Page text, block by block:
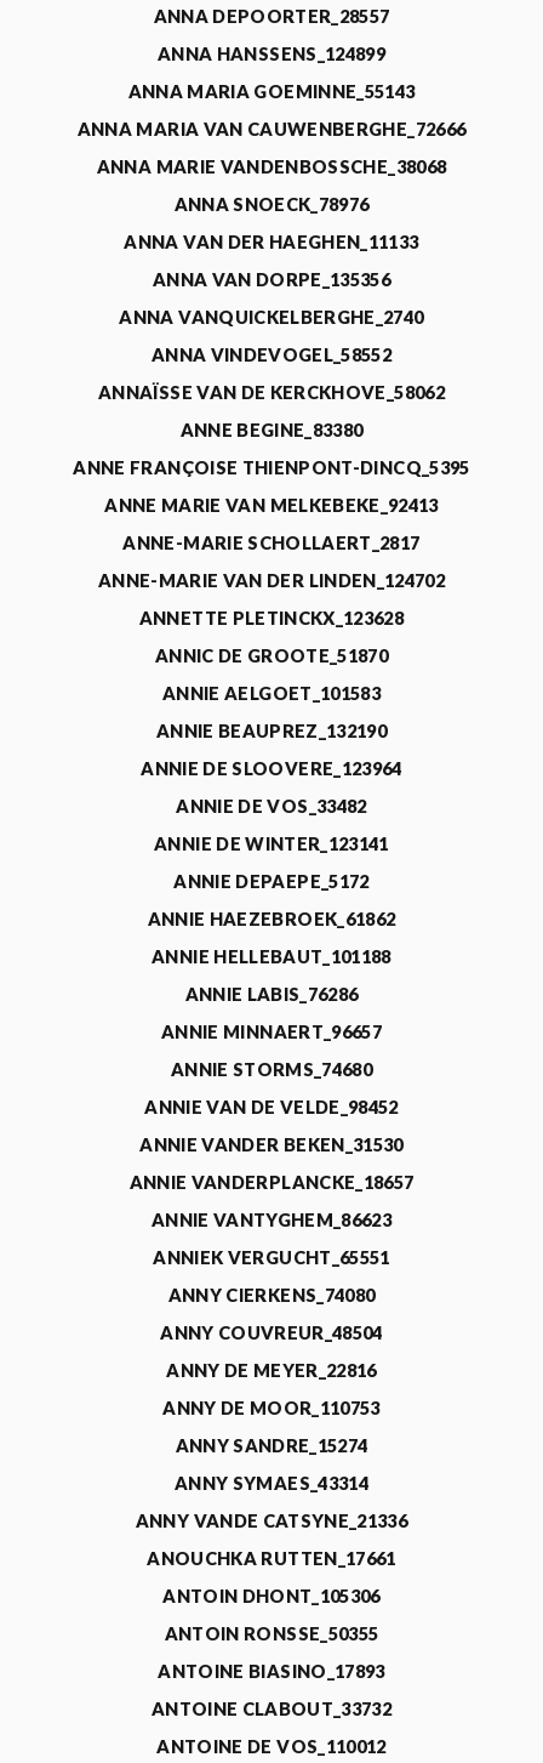
ANNA DEPOORTER_28557
ANNA HANSSENS_124899
ANNA MARIA GOEMINNE_55143
ANNA MARIA VAN CAUWENBERGHE_72666
ANNA MARIE VANDENBOSSCHE_38068
ANNA SNOECK_78976
ANNA VAN DER HAEGHEN_11133
ANNA VAN DORPE_135356
ANNA VANQUICKELBERGHE_2740
ANNA VINDEVOGEL_58552
ANNAÏSSE VAN DE KERCKHOVE_58062
ANNE BEGINE_83380
ANNE FRANÇOISE THIENPONT-DINCQ_5395
ANNE MARIE VAN MELKEBEKE_92413
ANNE-MARIE SCHOLLAERT_2817
ANNE-MARIE VAN DER LINDEN_124702
ANNETTE PLETINCKX_123628
ANNIC DE GROOTE_51870
ANNIE AELGOET_101583
ANNIE BEAUPREZ_132190
ANNIE DE SLOOVERE_123964
ANNIE DE VOS_33482
ANNIE DE WINTER_123141
ANNIE DEPAEPE_5172
ANNIE HAEZEBROEK_61862
ANNIE HELLEBAUT_101188
ANNIE LABIS_76286
ANNIE MINNAERT_96657
ANNIE STORMS_74680
ANNIE VAN DE VELDE_98452
ANNIE VANDER BEKEN_31530
ANNIE VANDERPLANCKE_18657
ANNIE VANTYGHEM_86623
ANNIEK VERGUCHT_65551
ANNY CIERKENS_74080
ANNY COUVREUR_48504
ANNY DE MEYER_22816
ANNY DE MOOR_110753
ANNY SANDRE_15274
ANNY SYMAES_43314
ANNY VANDE CATSYNE_21336
ANOUCHKA RUTTEN_17661
ANTOIN DHONT_105306
ANTOIN RONSSE_50355
ANTOINE BIASINO_17893
ANTOINE CLABOUT_33732
ANTOINE DE VOS_110012